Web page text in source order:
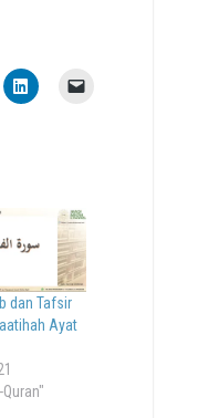
dan Tafsir
Ayat